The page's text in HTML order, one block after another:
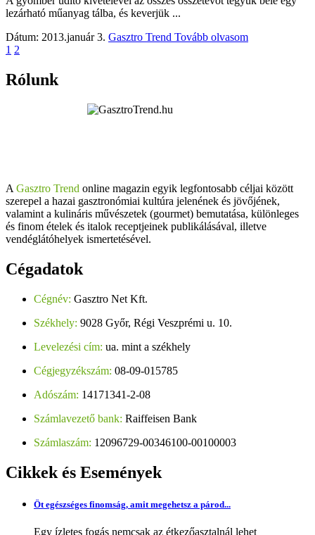
lezárható műanyag tálba, és keverjük ...
Dátum: 2013.január 3. Gasztro Trend Tovább olvasom
1 2
Rólunk
A Gasztro Trend online magazin egyik legfontosabb céljai között
szerepel a hazai gasztronómiai kultúra jelenének és jövőjének,
valamint a kulináris művészetek (gourmet) bemutatása, különleges
és finom ételek és italok receptjeinek publikálásával, illetve
vendéglátóhelyek ismertetésével.
Cégadatok
Cégnév: Gasztro Net Kft.
Székhely: 9028 Győr, Régi Veszprémi u. 10.
Levelezési cím: ua. mint a székhely
Cégjegyzékszám: 08-09-015785
Adószám: 14171341-2-08
Számlavezető bank: Raiffeisen Bank
Számlaszám: 12096729-00346100-00100003
Cikkek és Események
Öt egészséges finomság, amit megehetsz a párod...
Egy ízletes fogás nemcsak az étkezőasztalnál lehet